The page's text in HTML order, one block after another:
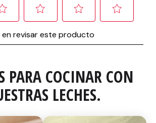
PARA COCINAR CON
LECHES.